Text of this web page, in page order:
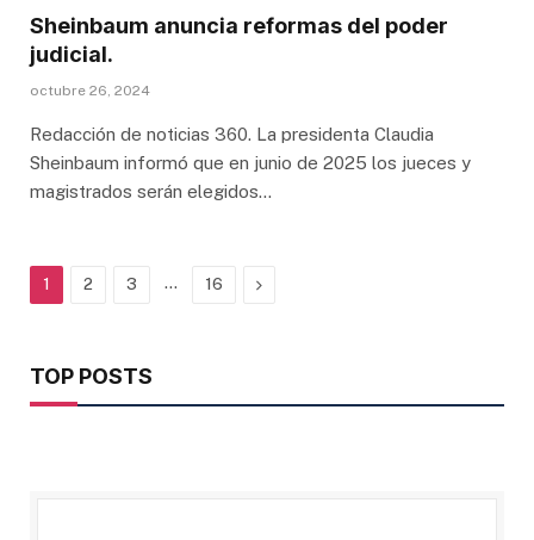
Sheinbaum anuncia reformas del poder
judicial.
octubre 26, 2024
Redacción de noticias 360. La presidenta Claudia
Sheinbaum informó que en junio de 2025 los jueces y
magistrados serán elegidos…
1 2 3 … 16 Next
TOP POSTS